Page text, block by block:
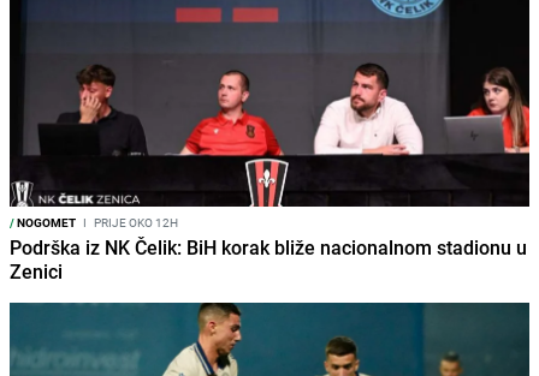
/NOGOMET I PRIJE OKO 12H
Podrška iz NK Čelik: BiH korak bliže nacionalnom stadionu u
Zenici